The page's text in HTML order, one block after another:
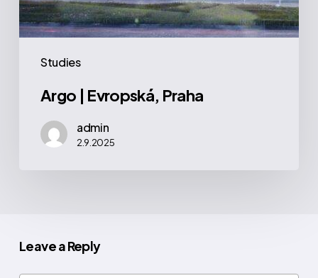
Studies
Argo | Evropská, Praha
admin
2.9.2025
Leave a Reply